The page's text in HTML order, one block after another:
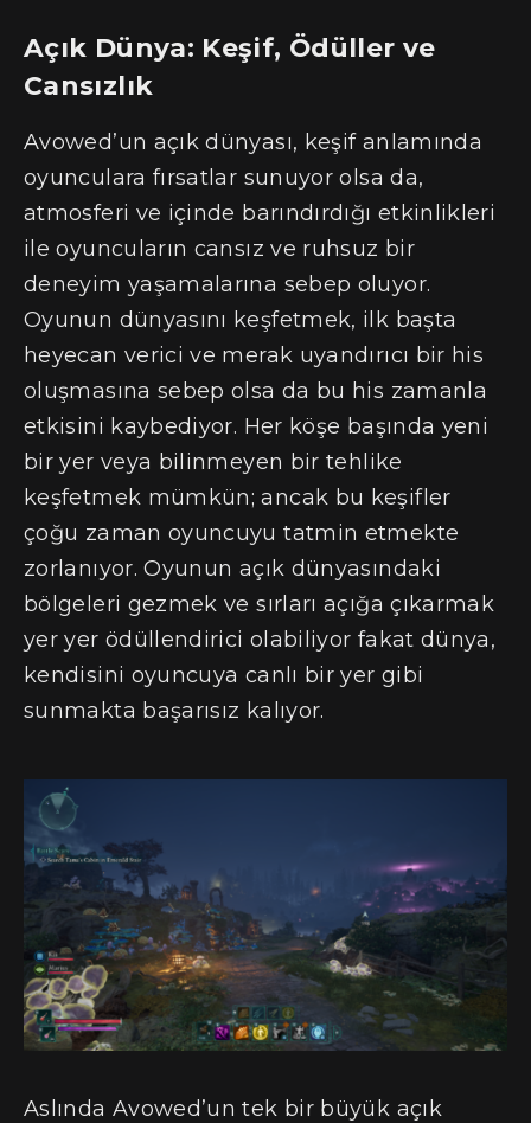
Açık Dünya: Keşif, Ödüller ve
Cansızlık
Avowed’un açık dünyası, keşif anlamında
oyunculara fırsatlar sunuyor olsa da,
atmosferi ve içinde barındırdığı etkinlikleri
ile oyuncuların cansız ve ruhsuz bir
deneyim yaşamalarına sebep oluyor.
Oyunun dünyasını keşfetmek, ilk başta
heyecan verici ve merak uyandırıcı bir his
oluşmasına sebep olsa da bu his zamanla
etkisini kaybediyor. Her köşe başında yeni
bir yer veya bilinmeyen bir tehlike
keşfetmek mümkün; ancak bu keşifler
çoğu zaman oyuncuyu tatmin etmekte
zorlanıyor. Oyunun açık dünyasındaki
bölgeleri gezmek ve sırları açığa çıkarmak
yer yer ödüllendirici olabiliyor fakat dünya,
kendisini oyuncuya canlı bir yer gibi
sunmakta başarısız kalıyor.
Aslında Avowed’un tek bir büyük açık